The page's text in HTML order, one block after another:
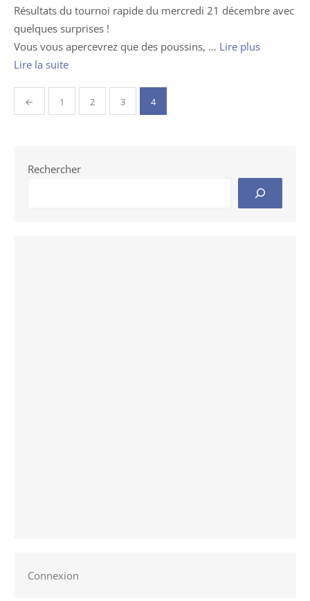
Résultats du tournoi rapide du mercredi 21 décembre avec
quelques surprises !
Vous vous apercevrez que des poussins, … Lire plus
Lire la suite
Pagination
des
← 1 2 3 4
Rechercher
Connexion